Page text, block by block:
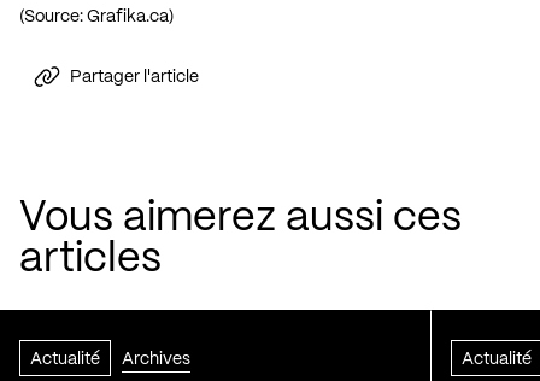
(Source: Grafika.ca)
Partager l'article
Vous aimerez aussi ces
articles
Actualité Archives Actualité